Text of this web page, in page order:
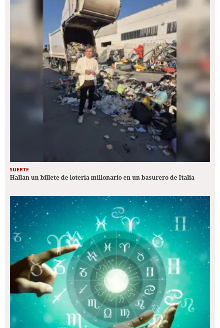
SUERTE
Hallan un billete de lotería millonario en un basurero de Italia